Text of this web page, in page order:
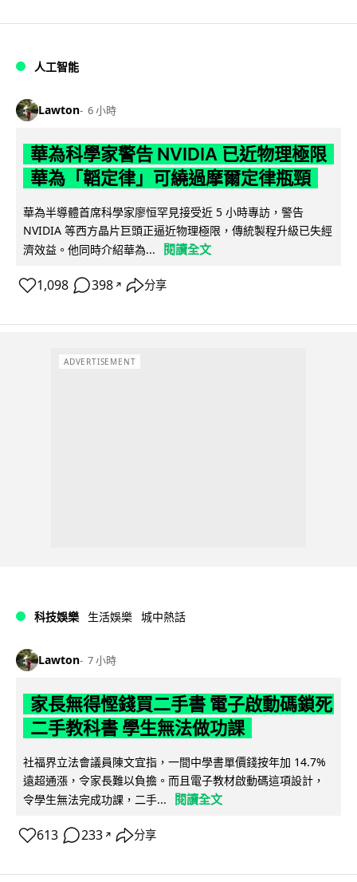
人工智能
Lawton 6 小時
華為科學家警告 NVIDIA 已近物理極限
華為「韜定律」可繞過摩爾定律瓶頸
華為半導體首席科學家廖恒罕見接受近 5 小時專訪，警告
NVIDIA 等西方晶片巨頭正逼近物理極限，傳統製程升級已失經
濟效益。他同時介紹華為...
閱讀全文
1,098 398 ↗ 分享
ADVERTISEMENT
科技娛樂 生活娛樂 城中熱話
Lawton 7 小時
家長無得慳錢買二手書 電子啟動碼鎖死
二手教科書 學生無法做功課
社福界立法會議員陳文宜指，一間中學書單價錢按年加 14.7%
遠超通漲，令家長難以負擔。而且電子教材啟動碼這項設計，
令學生無法完成功課，二手...
閱讀全文
613 233 ↗ 分享